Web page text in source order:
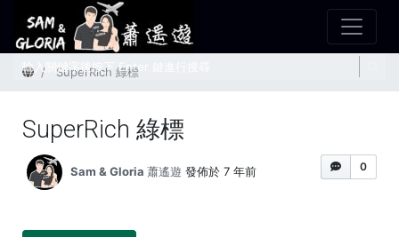
首頁 SuperRich 綠標
SuperRich 綠標
0
Sam & Gloria 蕭遙遊 發佈於 7 年前